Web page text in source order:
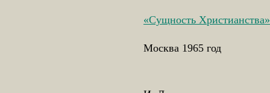
«Сущность Христианства»
Москва 1965 год